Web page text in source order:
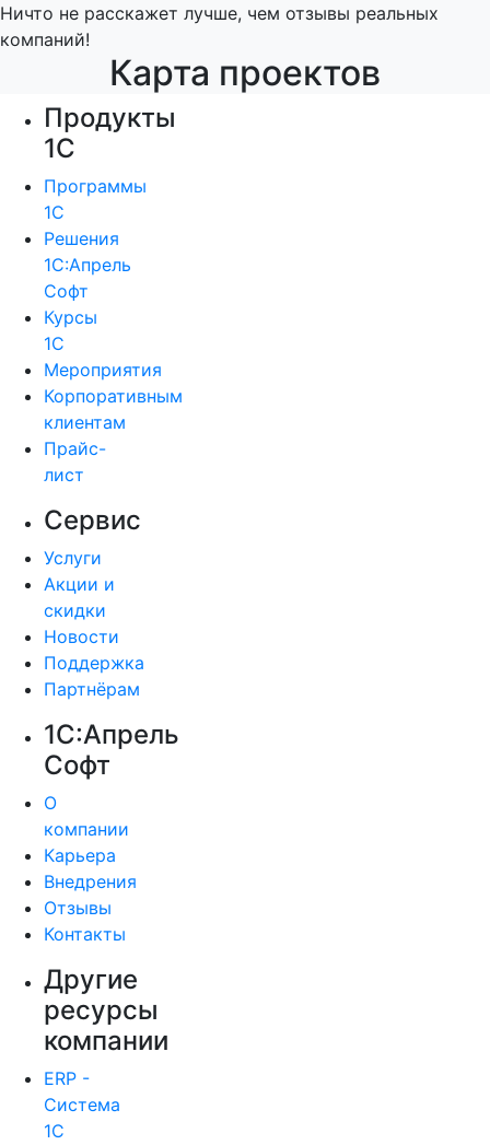
Ничто не расскажет лучше, чем отзывы реальных
компаний!
Карта проектов
Продукты
1С
Программы
1С
Решения
1С:Апрель
Софт
Курсы
1С
Мероприятия
Корпоративным
клиентам
Прайс-
лист
Сервис
Услуги
Акции и
скидки
Новости
Поддержка
Партнёрам
1С:Апрель
Софт
О
компании
Карьера
Внедрения
Отзывы
Контакты
Другие
ресурсы
компании
ERP -
Система
1С